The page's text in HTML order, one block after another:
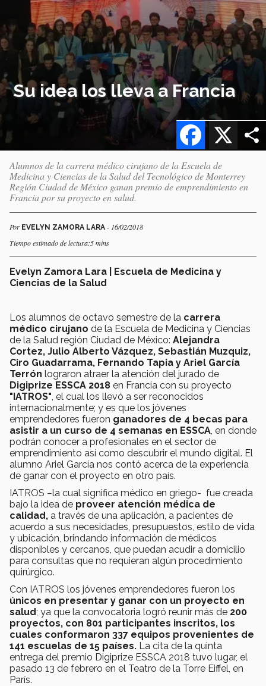
Su idea los lleva a Francia
X
Facebook
Alumnos de la carrera médico cirujano de la Escuela de
Medicina y Ciencias de la Salud del Tecnológico de Monterrey
Región Ciudad de México ganan premio de emprendimiento en
Francia por su proyecto en salud.
Por EVELYN ZAMORA LARA - 16/02/2018
Tiempo estimado de lectura:5 mins
Evelyn Zamora Lara | Escuela de Medicina y
Ciencias de la Salud
Los alumnos de octavo semestre de la carrera
médico cirujano de la Escuela de Medicina y Ciencias
de la Salud región Ciudad de México: Alejandra
Cortez, Julio Alberto Vázquez, Sebastián Muzquiz,
Ciro Guadarrama, Fernando Tapia y Ariel García
Terrón lograron atraer la atención del jurado de
Digiprize ESSCA 2018 en Francia con su proyecto
"IATROS" , el cual los llevó a ser reconocidos
internacionalmente; y es que los jóvenes
emprendedores fueron ganadores de 4 becas para
asistir a un curso de 4 semanas en ESSCA , en donde
podrán conocer a profesionales en el sector de
emprendimiento así como descubrir el mundo digital. El
alumno Ariel García nos contó acerca de la experiencia
de ganar con el proyecto en otro país.
IATROS –la cual significa médico en griego- fue creada
bajo la idea de proveer atención médica de
calidad, a través de una aplicación, a pacientes de
acuerdo a sus necesidades, presupuestos, estilo de vida
y ubicación, brindando información de médicos
disponibles y cercanos, que puedan acudir a domicilio
para consultas que no requieran algún procedimiento
quirúrgico.
Con IATROS los jóvenes emprendedores fueron los
únicos en presentar y ganar con un proyecto en
salud; ya que la convocatoria logró reunir más de 200
proyectos, con 801 participantes inscritos, los
cuales conformaron 337 equipos provenientes de
141 escuelas de 15 países. La cita de la quinta
entrega del premio Digiprize ESSCA 2018 tuvo lugar, el
pasado 13 de febrero en el Teatro de la Torre Eiffel, en
París.